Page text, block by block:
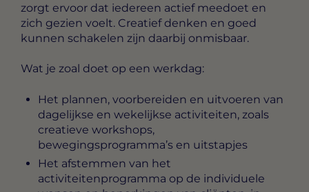
zorgt ervoor dat iedereen actief meedoet en
zich gezien voelt. Creatief denken en goed
kunnen schakelen zijn daarbij onmisbaar.
Wat je zoal doet op een werkdag:
Het plannen, voorbereiden en uitvoeren van
dagelijkse en wekelijkse activiteiten, zoals
creatieve workshops,
bewegingsprogramma’s en uitstapjes
Het afstemmen van het
activiteitenprogramma op de individuele